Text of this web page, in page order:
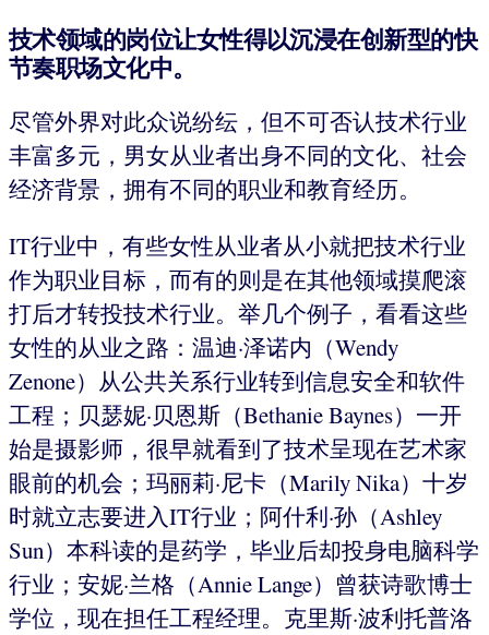
技术领域的岗位让女性得以沉浸在创新型的快
节奏职场文化中。
尽管外界对此众说纷纭，但不可否认技术行业
丰富多元，男女从业者出身不同的文化、社会
经济背景，拥有不同的职业和教育经历。
IT行业中，有些女性从业者从小就把技术行业
作为职业目标，而有的则是在其他领域摸爬滚
打后才转投技术行业。举几个例子，看看这些
女性的从业之路：温迪·泽诺内（Wendy
Zenone）从公共关系行业转到信息安全和软件
工程；贝瑟妮·贝恩斯（Bethanie Baynes）一开
始是摄影师，很早就看到了技术呈现在艺术家
眼前的机会；玛丽莉·尼卡（Marily Nika）十岁
时就立志要进入IT行业；阿什利·孙（Ashley
Sun）本科读的是药学，毕业后却投身电脑科学
行业；安妮·兰格（Annie Lange）曾获诗歌博士
学位，现在担任工程经理。克里斯·波利托普洛